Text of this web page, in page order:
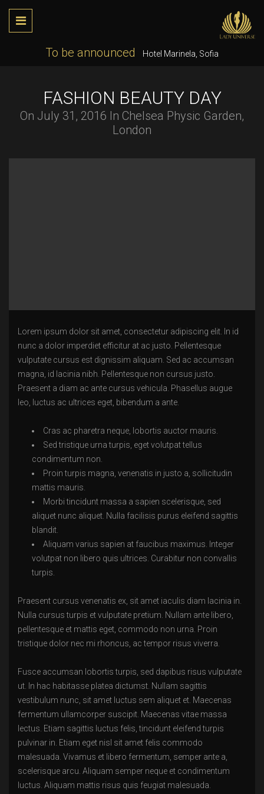
To be announced Hotel Marinela, Sofia
FASHION BEAUTY DAY
On July 31, 2016 In Chelsea Physic Garden,
London
Lorem ipsum dolor sit amet, consectetur adipiscing elit. In id
nunc a dolor imperdiet efficitur at ac justo. Pellentesque
vulputate cursus est dignissim aliquam. Sed ac accumsan
magna, id lacinia nibh. Pellentesque non cursus justo.
Praesent a diam ac ante cursus vehicula. Phasellus augue
leo, luctus ac ultrices eget, bibendum a ante.
Cras ac pharetra neque, lobortis auctor mauris.
Sed tristique urna turpis, eget volutpat tellus
condimentum non.
Proin turpis magna, venenatis in justo a, sollicitudin
mattis mauris.
Morbi tincidunt massa a sapien scelerisque, sed
aliquet nunc aliquet. Nulla facilisis purus eleifend sagittis
blandit.
Aliquam varius sapien at faucibus maximus. Integer
volutpat non libero quis ultrices. Curabitur non convallis
turpis.
Praesent cursus venenatis ex, sit amet iaculis diam lacinia in.
Nulla cursus turpis et vulputate pretium. Nullam ante libero,
pellentesque et mattis eget, commodo non urna. Proin
tristique dolor nec mi rhoncus, ac tempor risus viverra.
Fusce accumsan lobortis turpis, sed dapibus risus vulputate
ut. In hac habitasse platea dictumst. Nullam sagittis
vestibulum nunc, sit amet luctus sem aliquet et. Maecenas
fermentum ullamcorper suscipit. Maecenas vitae massa
lectus. Etiam sagittis luctus felis, tincidunt eleifend turpis
pulvinar in. Etiam eget nisl sit amet felis commodo
malesuada. Vivamus et libero fermentum, semper ante a,
scelerisque arcu. Aliquam semper neque et condimentum
luctus. Aliquam mattis risus quis feugiat malesuada.